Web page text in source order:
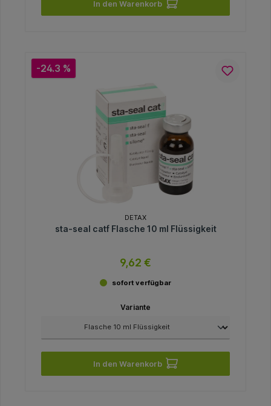
In den Warenkorb
-24.3 %
DETAX
sta-seal catf Flasche 10 ml Flüssigkeit
9,62 €
sofort verfügbar
Variante
In den Warenkorb